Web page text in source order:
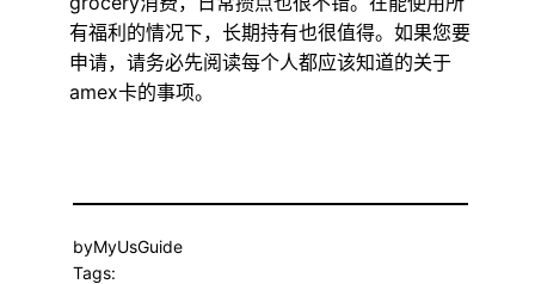
有福利的情况下，长期持有也很值得。如果您要
申请，请务必先阅读每个人都应该知道的关于
amex卡的事项。
byMyUsGuide
Tags: